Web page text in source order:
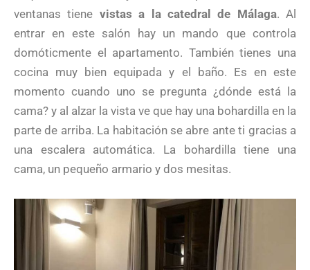
ventanas tiene vistas a la catedral de Málaga. Al
entrar en este salón hay un mando que controla
domóticmente el apartamento. También tienes una
cocina muy bien equipada y el baño. Es en este
momento cuando uno se pregunta ¿dónde está la
cama? y al alzar la vista ve que hay una bohardilla en la
parte de arriba. La habitación se abre ante ti gracias a
una escalera automática. La bohardilla tiene una
cama, un pequeño armario y dos mesitas.